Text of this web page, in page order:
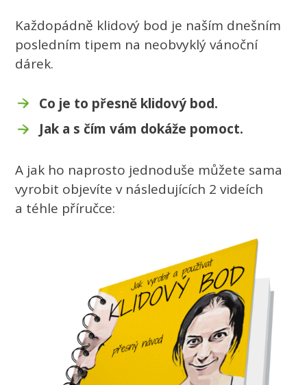
Každopádně klidový bod je naším dnešním
posledním tipem na neobvyklý vánoční
dárek.
Co je to přesně klidový bod.
Jak a s čím vám dokáže pomoct.
A jak ho naprosto jednoduše můžete sama
vyrobit objevíte v následujících 2 videích
a téhle příručce: